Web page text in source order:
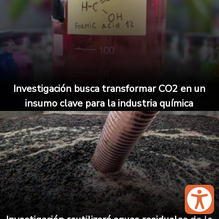
Investigación busca transformar CO2 en un
insumo clave para la industria química